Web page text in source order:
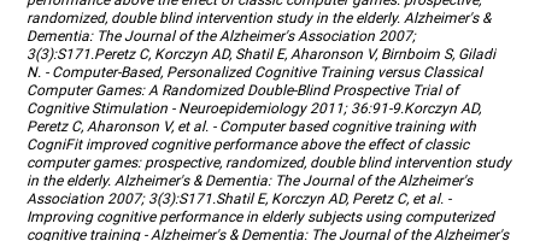
randomized, double blind intervention study in the elderly. Alzheimer's &
Dementia: The Journal of the Alzheimer's Association 2007;
3(3):S171.Peretz C, Korczyn AD, Shatil E, Aharonson V, Birnboim S, Giladi
N. - Computer-Based, Personalized Cognitive Training versus Classical
Computer Games: A Randomized Double-Blind Prospective Trial of
Cognitive Stimulation - Neuroepidemiology 2011; 36:91-9.Korczyn AD,
Peretz C, Aharonson V, et al. - Computer based cognitive training with
CogniFit improved cognitive performance above the effect of classic
computer games: prospective, randomized, double blind intervention study
in the elderly. Alzheimer's & Dementia: The Journal of the Alzheimer's
Association 2007; 3(3):S171.Shatil E, Korczyn AD, Peretz C, et al. -
Improving cognitive performance in elderly subjects using computerized
cognitive training - Alzheimer's & Dementia: The Journal of the Alzheimer's